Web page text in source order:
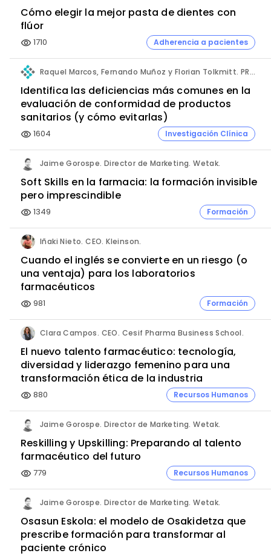
Cómo elegir la mejor pasta de dientes con
flúor
visibility 1710 Adherencia a pacientes
Raquel Marcos, Fernando Muñoz y Florian Tolkmitt. PRO-LIANCE GLOBAL SOLUTIONS GmbH.
Identifica las deficiencias más comunes en la
evaluación de conformidad de productos
sanitarios (y cómo evitarlas)
visibility 1604 Investigación Clínica
Jaime Gorospe. Director de Marketing. Wetak.
Soft Skills en la farmacia: la formación invisible
pero imprescindible
visibility 1349 Formación
Iñaki Nieto. CEO. Kleinson.
Cuando el inglés se convierte en un riesgo (o
una ventaja) para los laboratorios
farmacéuticos
visibility 981 Formación
Clara Campos. CEO. Cesif Pharma Business School.
El nuevo talento farmacéutico: tecnología,
diversidad y liderazgo femenino para una
transformación ética de la industria
visibility 880 Recursos Humanos
Jaime Gorospe. Director de Marketing. Wetak.
Reskilling y Upskilling: Preparando al talento
farmacéutico del futuro
visibility 779 Recursos Humanos
Jaime Gorospe. Director de Marketing. Wetak.
Osasun Eskola: el modelo de Osakidetza que
prescribe formación para transformar al
paciente crónico